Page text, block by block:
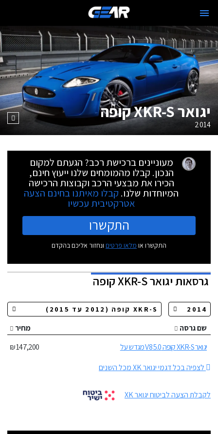
יגואר XKR-S קופה
2014
מעוניינים ברכישת רכב? הגעתם למקום
הנכון. קבלו מהמומחים שלנו ייעוץ חינם,
הכירו את מבצעי הרכב וקבוצות הרכישה
המיוחדות שלנו. קבלו מאיתנו בחינם הצעה
אטרקטיבית עכשיו
התקשרו
התקשרו או מלאו פרטים ונחזור אליכם בהקדם
גרסאותיגואר XKR-S קופה
שם גרסה
מחיר
יגואר XKR-S קופה 5.0 V8 מגדש על
147,200 ₪
לצפיה בכל דגמי יגואר XK מכל השנים
לקבלת הצעה לביטוח יגואר XK